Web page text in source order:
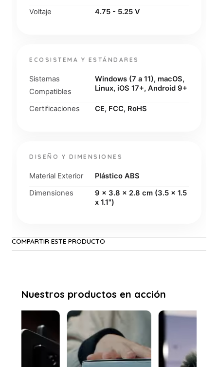
Voltaje 4.75 - 5.25 V
ECOSISTEMA Y ESTÁNDARES
Sistemas
Compatibles
Windows (7 a 11), macOS,
Linux, iOS 17+, Android 9+
Certificaciones CE, FCC, RoHS
DISEÑO Y DIMENSIONES
Material Exterior
Plástico ABS
Dimensiones
9 x 3.8 x 2.8 cm (3.5 x 1.5
x 1.1")
COMPARTIR ESTE PRODUCTO